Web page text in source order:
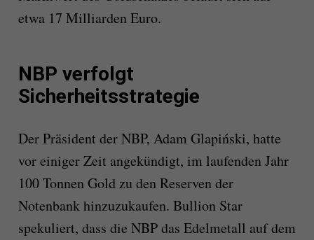
etwa 17 Milliarden Euro.
NBP verfolgt
Sicherheitsstrategie
Der Präsident der NBP, Adam Glapiński, hatte
vor einiger Zeit angekündigt, im laufenden Jahr
100 Tonnen Gold zu den Reserven der
Notenbank hinzuzukaufen. Bullion Star
spekuliert, dass die NBP das Edelmetall auf dem